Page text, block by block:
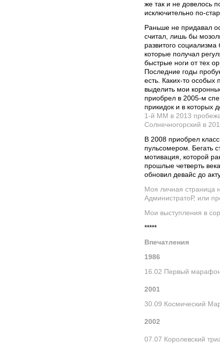
же так и не довелось
исключительно по-
Раньше не придавал
считал, лишь бы
развитого социализма
которые получал
быстрые ноги от тех
Последние годы
есть. Каких-то особых
выделить мои
приобрел в 2005-м
прикидок и в которых
1-й ММ в 2013
Солнечногорский в
В 2008 приобрел
пульсомером. Бегать
мотивация, которой
прошлые четверть
обновил девайс до
Моя личная страница
АдминистратоР, или
Мои выступления в
*****
Впечатления
1986
16.02 Первый
2001
30.09 Космический
2002
07.07 Королевский